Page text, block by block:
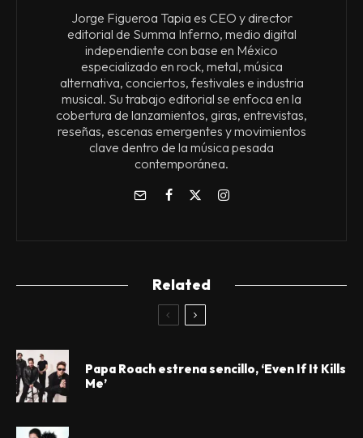
Jorge Figueroa Tapia es CEO y director
editorial de Summa Inferno, medio digital
independiente con base en México
especializado en rock, metal, música
alternativa, conciertos, festivales e industria
musical. Su trabajo editorial se enfoca en la
cobertura de lanzamientos, giras, entrevistas,
reseñas, escenas emergentes y movimientos
clave dentro de la música pesada
contemporánea.
Related
Papa Roach estrena sencillo, ‘Even If It Kills
Me’